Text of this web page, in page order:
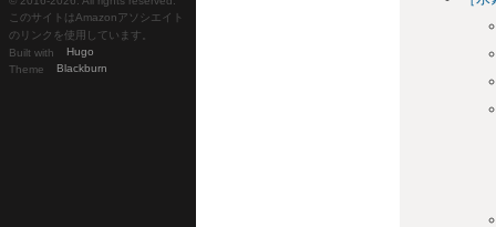
このサイトはAmazonアソシエイト
のリンクを使用しています。
Built with
Hugo
Theme
Blackburn